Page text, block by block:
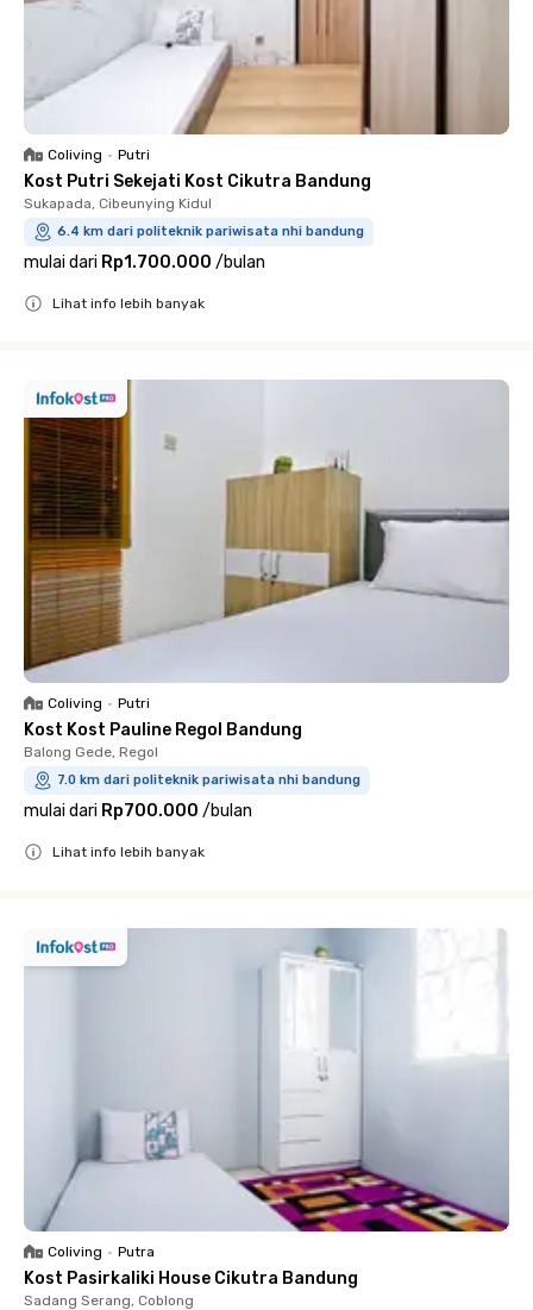
Coliving • Putri
Kost Putri Sekejati Kost Cikutra Bandung
Sukapada, Cibeunying Kidul
6.4 km dari politeknik pariwisata nhi bandung
mulai dari Rp1.700.000 /bulan
Lihat info lebih banyak
Coliving • Putri
Kost Kost Pauline Regol Bandung
Balong Gede, Regol
7.0 km dari politeknik pariwisata nhi bandung
mulai dari Rp700.000 /bulan
Lihat info lebih banyak
Coliving • Putra
Kost Pasirkaliki House Cikutra Bandung
Sadang Serang, Coblong